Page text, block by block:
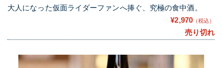
大人になった仮面ライダーファンへ捧ぐ、究極の食中酒。
¥2,970 （税込）
売り切れ